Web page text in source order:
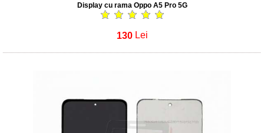
Display cu rama Oppo A5 Pro 5G
130 Lei